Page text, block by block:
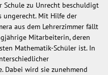
Schule zu Unrecht beschuldigt
ungerecht. Mit Hilfe der
aus dem Lehrerzimmer fällt
Mitarbeiterin, deren
Mathematik-Schüler ist. In
Dabei wird sie zunehmend